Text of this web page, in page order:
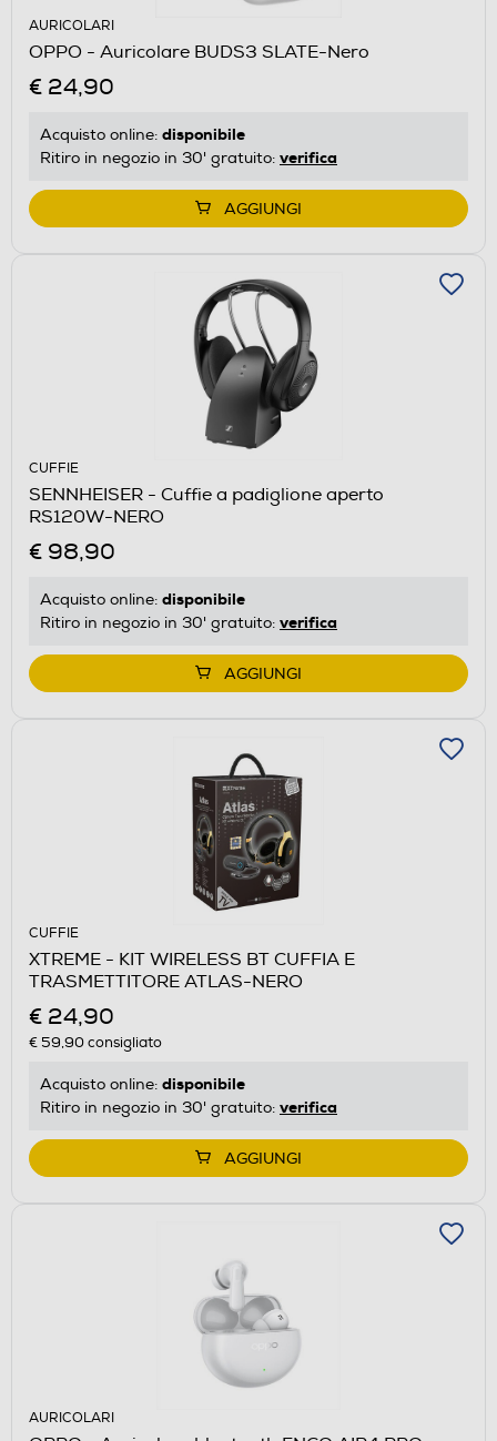
AURICOLARI
OPPO - Auricolare BUDS3 SLATE-Nero
€ 24,90
Acquisto online: disponibile
Ritiro in negozio in 30' gratuito: verifica
AGGIUNGI
CUFFIE
SENNHEISER - Cuffie a padiglione aperto
RS120W-NERO
€ 98,90
Acquisto online: disponibile
Ritiro in negozio in 30' gratuito: verifica
AGGIUNGI
CUFFIE
XTREME - KIT WIRELESS BT CUFFIA E
TRASMETTITORE ATLAS-NERO
€ 24,90
€ 59,90consigliato
Acquisto online: disponibile
Ritiro in negozio in 30' gratuito: verifica
AGGIUNGI
AURICOLARI